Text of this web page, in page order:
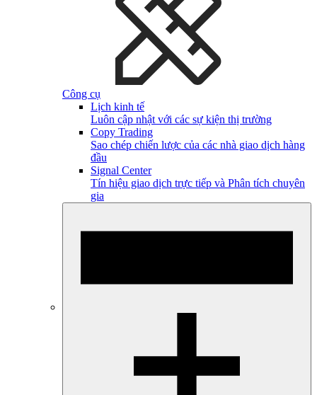
Công cụ
Lịch kinh tế
Luôn cập nhật với các sự kiện thị trường
Copy Trading
Sao chép chiến lược của các nhà giao dịch hàng
đầu
Signal Center
Tín hiệu giao dịch trực tiếp và Phân tích chuyên
gia